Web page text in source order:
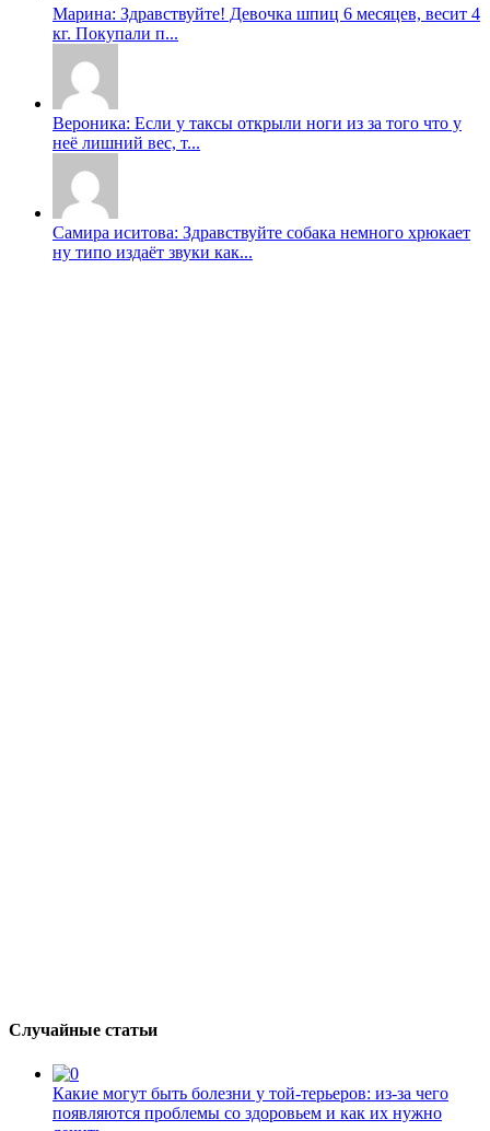
Марина: Здравствуйте! Девочка шпиц 6 месяцев, весит 4
кг. Покупали п...
Вероника: Если у таксы открыли ноги из за того что у
неë лишний вес, т...
Самира иситова: Здравствуйте собака немного хрюкает
ну типо издаёт звуки как...
Случайные статьи
Какие могут быть болезни у той-терьеров: из-за чего
появляются проблемы со здоровьем и как их нужно